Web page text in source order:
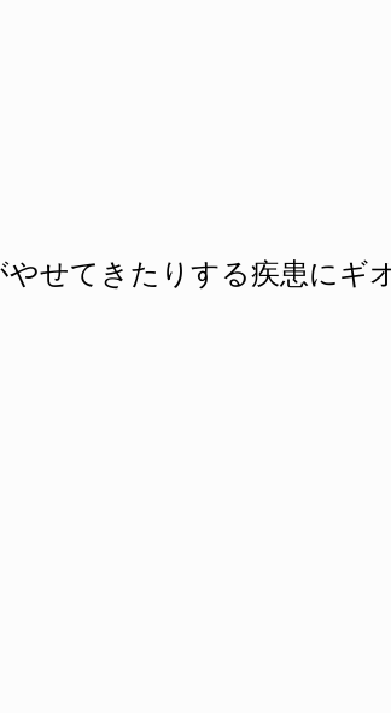
せてきたりする疾患にギ